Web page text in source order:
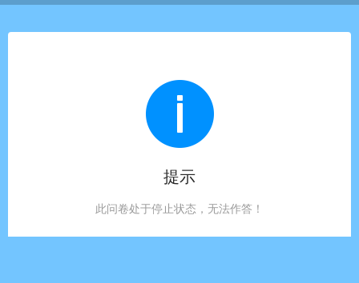
提示
此问卷处于停止状态，无法作答！